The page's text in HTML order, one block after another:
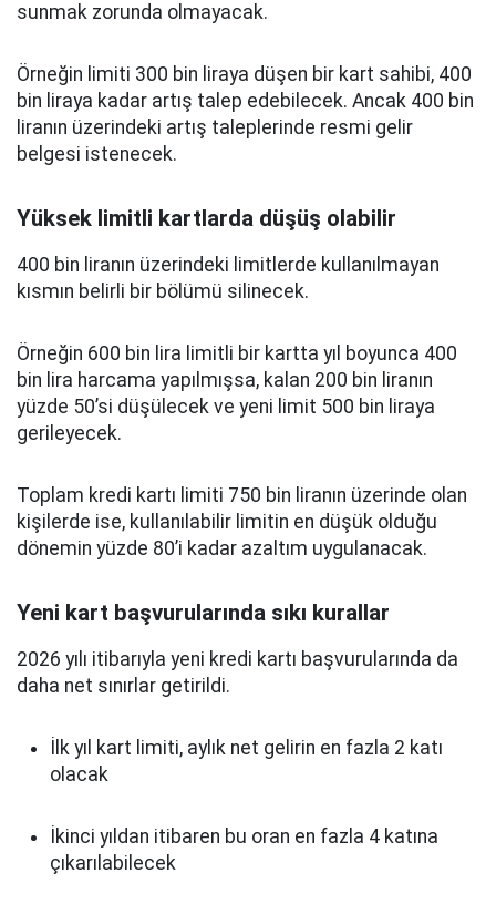
sunmak zorunda olmayacak.
Örneğin limiti 300 bin liraya düşen bir kart sahibi, 400
bin liraya kadar artış talep edebilecek. Ancak 400 bin
liranın üzerindeki artış taleplerinde resmi gelir
belgesi istenecek.
Yüksek limitli kartlarda düşüş olabilir
400 bin liranın üzerindeki limitlerde kullanılmayan
kısmın belirli bir bölümü silinecek.
Örneğin 600 bin lira limitli bir kartta yıl boyunca 400
bin lira harcama yapılmışsa, kalan 200 bin liranın
yüzde 50’si düşülecek ve yeni limit 500 bin liraya
gerileyecek.
Toplam kredi kartı limiti 750 bin liranın üzerinde olan
kişilerde ise, kullanılabilir limitin en düşük olduğu
dönemin yüzde 80’i kadar azaltım uygulanacak.
Yeni kart başvurularında sıkı kurallar
2026 yılı itibarıyla yeni kredi kartı başvurularında da
daha net sınırlar getirildi.
İlk yıl kart limiti, aylık net gelirin en fazla 2 katı
olacak
İkinci yıldan itibaren bu oran en fazla 4 katına
çıkarılabilecek